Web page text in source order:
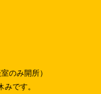
室のみ開所）
です。